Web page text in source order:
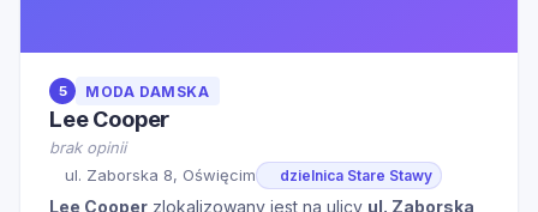
5 MODA DAMSKA
Lee Cooper
brak opinii
ul. Zaborska 8, Oświęcim
dzielnica Stare Stawy
Lee Cooper zlokalizowany jest na ulicy ul. Zaborska